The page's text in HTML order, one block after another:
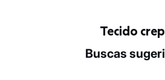
Tecido
buscas